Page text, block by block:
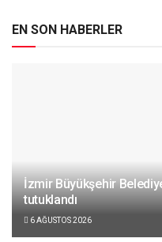
EN SON HABERLER
İzmir Büyükşehir
tutuklandı
6 AĞUSTOS 2026